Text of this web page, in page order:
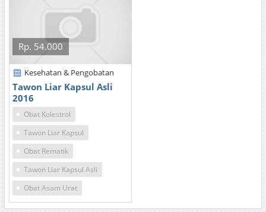
Rp. 54.000
Kesehatan & Pengobatan
Tawon Liar Kapsul Asli
2016
Obat Kolestrol
Tawon Liar Kapsul
Obat Rematik
Tawon Liar Kapsul Asli
Obat Asam Urat